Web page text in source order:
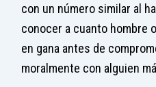
con un número similar al
conocer a cuanto hombre
en gana antes de
moralmente con alguien